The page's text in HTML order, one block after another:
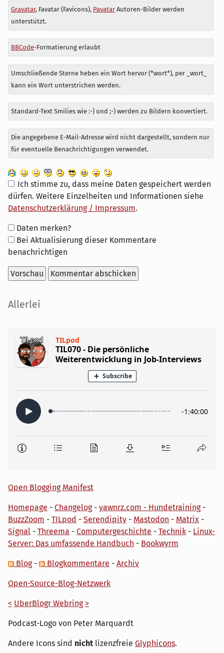
Antwort
zu
Gravatar, Favatar (Favicons), PavatarAutoren-Bilder werden
unterstützt.
BBCode-Formatierung erlaubt
Umschließende Sterne heben ein Wort hervor (*wort*), per _wort_
kann ein Wort unterstrichen werden.
Standard-Text Smilies wie :-) und ;-) werden zu Bildern konvertiert.
Die angegebene E-Mail-Adresse wird nicht dargestellt, sondern nur
für eventuelle Benachrichtigungen verwendet.
Ich stimme zu, dass meine Daten gespeichert werden
dürfen. Weitere Einzelheiten und Informationen siehe
Datenschutzerklärung / Impressum.
Formular-
Optionen
Daten merken?
Bei Aktualisierung dieser Kommentare
benachrichtigen
Seitenleiste
Allerlei
Open Blogging Manifest
Homepage - Changelog- yawnrz.com - Hundetraining-
BuzzZoom - TILpod - Serendipity - Mastodon - Matrix -
Signal - Threema - Computergeschichte - Technik - Linux-
Server: Das umfassende Handbuch - Bookwyrm
Blog- Blogkommentare - Archiv
Open-Source-Blog-Netzwerk
< UberBlogr Webring >
Podcast-Logo von Peter Marquardt
Andere Icons sind nicht lizenzfreie Glyphicons.